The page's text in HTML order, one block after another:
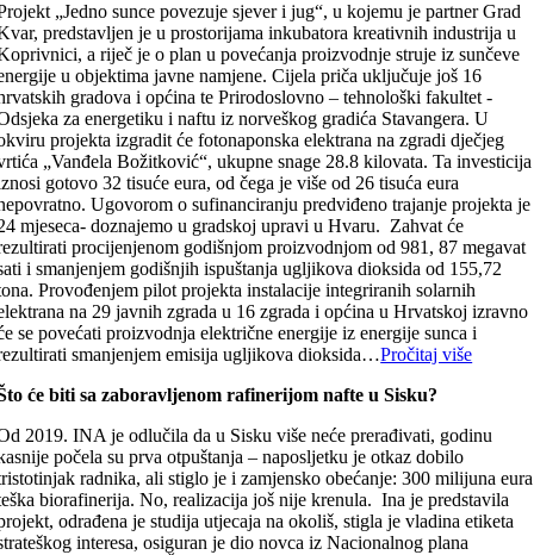
„Jedno sunce povezuje sjever i jug“, u kojemu je partner Grad
predstavljen je u prostorijama inkubatora kreativnih industrija u
a riječ je o plan u povećanja proizvodnje struje iz sunčeve
u objektima javne namjene. Cijela priča uključuje još 16
gradova i općina te Prirodoslovno – tehnološki fakultet -
za energetiku i naftu iz norveškog gradića Stavangera. U
projekta izgradit će fotonaponska elektrana na zgradi dječjeg
„Vanđela Božitković“, ukupne snage 28.8 kilovata. Ta investicija
gotovo 32 tisuće eura, od čega je više od 26 tisuća eura
Ugovorom o sufinanciranju predviđeno trajanje projekta je
mjeseca- doznajemo u gradskoj upravi u Hvaru. Zahvat će
procijenjenom godišnjom proizvodnjom od 981, 87 megavat
i smanjenjem godišnjih ispuštanja ugljikova dioksida od 155,72
Provođenjem pilot projekta instalacije integriranih solarnih
na 29 javnih zgrada u 16 zgrada i općina u Hrvatskoj izravno
se povećati proizvodnja električne energije iz energije sunca i
smanjenjem emisija ugljikova dioksida…Pročitaj više
će biti sa zaboravljenom rafinerijom nafte u Sisku?
2019. INA je odlučila da u Sisku više neće prerađivati, godinu
počela su prva otpuštanja – naposljetku je otkaz dobilo
radnika, ali stiglo je i zamjensko obećanje: 300 milijuna eura
biorafinerija. No, realizacija još nije krenula. Ina je predstavila
odrađena je studija utjecaja na okoliš, stigla je vladina etiketa
interesa, osiguran je dio novca iz Nacionalnog plana